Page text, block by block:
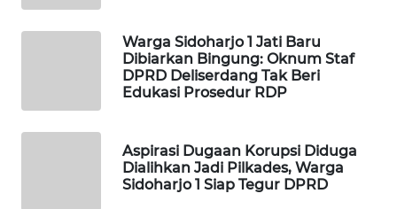
Warga Sidoharjo 1 Jati Baru
Dibiarkan Bingung: Oknum Staf
DPRD Deliserdang Tak Beri
Edukasi Prosedur RDP
Aspirasi Dugaan Korupsi Diduga
Dialihkan Jadi Pilkades, Warga
Sidoharjo 1 Siap Tegur DPRD
KONSUMEN